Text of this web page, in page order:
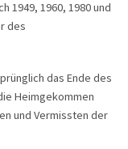
1949, 1960, 1980 und
des
das Ende des
Heimgekommen
und Vermissten der